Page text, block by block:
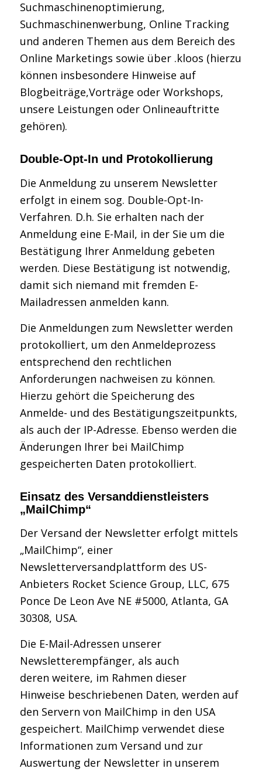
Suchmaschinenoptimierung,
Suchmaschinenwerbung, Online Tracking
und anderen Themen aus dem Bereich des
Online Marketings sowie über .kloos (hierzu
können insbesondere Hinweise auf
Blogbeiträge,Vorträge oder Workshops,
unsere Leistungen oder Onlineauftritte
gehören).
Double-Opt-In und Protokollierung
Die Anmeldung zu unserem Newsletter
erfolgt in einem sog. Double-Opt-In-
Verfahren. D.h. Sie erhalten nach der
Anmeldung eine E-Mail, in der Sie um die
Bestätigung Ihrer Anmeldung gebeten
werden. Diese Bestätigung ist notwendig,
damit sich niemand mit fremden E-
Mailadressen anmelden kann.
Die Anmeldungen zum Newsletter werden
protokolliert, um den Anmeldeprozess
entsprechend den rechtlichen
Anforderungen nachweisen zu können.
Hierzu gehört die Speicherung des
Anmelde- und des Bestätigungszeitpunkts,
als auch der IP-Adresse. Ebenso werden die
Änderungen Ihrer bei MailChimp
gespeicherten Daten protokolliert.
Einsatz des Versanddienstleisters
„MailChimp“
Der Versand der Newsletter erfolgt mittels
„MailChimp“, einer
Newsletterversandplattform des US-
Anbieters Rocket Science Group, LLC, 675
Ponce De Leon Ave NE #5000, Atlanta, GA
30308, USA.
Die E-Mail-Adressen unserer
Newsletterempfänger, als auch
deren weitere, im Rahmen dieser
Hinweise beschriebenen Daten, werden auf
den Servern von MailChimp in den USA
gespeichert. MailChimp verwendet diese
Informationen zum Versand und zur
Auswertung der Newsletter in unserem